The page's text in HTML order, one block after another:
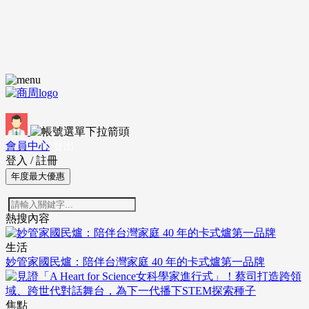
會員中心
登入 / 註冊
年度最大優惠
熱搜內容
生活
妙管家國民爐：陪伴台灣家庭 40 年的卡式爐第一品牌
焦點